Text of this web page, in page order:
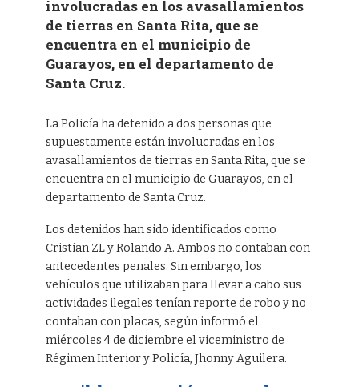
involucradas en los avasallamientos
de tierras en Santa Rita, que se
encuentra en el municipio de
Guarayos, en el departamento de
Santa Cruz.
La Policía ha detenido a dos personas que
supuestamente están involucradas en los
avasallamientos de tierras en Santa Rita, que se
encuentra en el municipio de Guarayos, en el
departamento de Santa Cruz.
Los detenidos han sido identificados como
Cristian ZL y Rolando A. Ambos no contaban con
antecedentes penales. Sin embargo, los
vehículos que utilizaban para llevar a cabo sus
actividades ilegales tenían reporte de robo y no
contaban con placas, según informó el
miércoles 4 de diciembre el viceministro de
Régimen Interior y Policía, Jhonny Aguilera.